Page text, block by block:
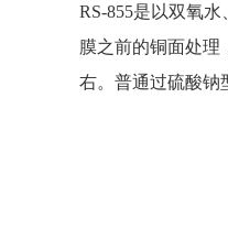
RS-855是以双氧
膜之前的铜面处理
右。普通过硫酸钠